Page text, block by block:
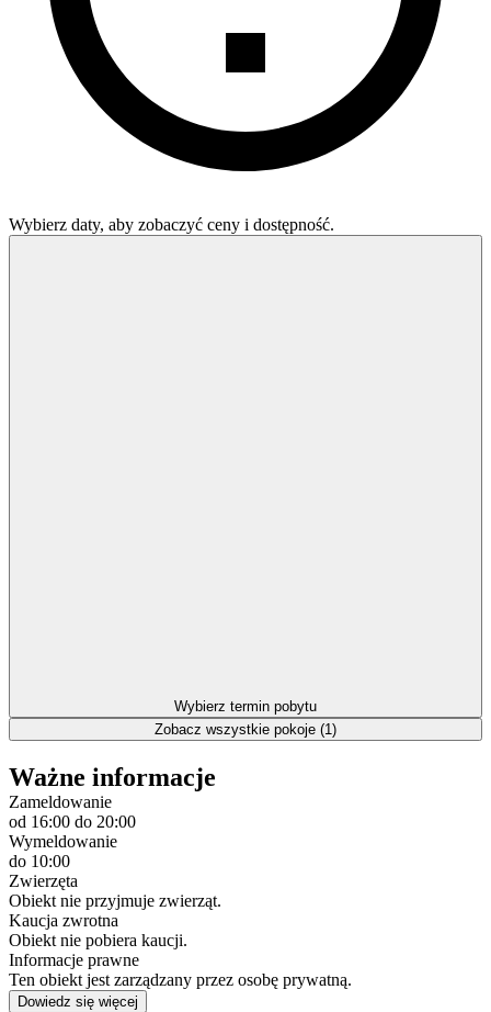
Wybierz daty, aby zobaczyć ceny i dostępność.
Wybierz termin pobytu
Zobacz wszystkie pokoje (1)
Ważne informacje
Zameldowanie
od 16:00 do 20:00
Wymeldowanie
do 10:00
Zwierzęta
Obiekt nie przyjmuje zwierząt.
Kaucja zwrotna
Obiekt nie pobiera kaucji.
Informacje prawne
Ten obiekt jest zarządzany przez osobę prywatną.
Dowiedz się więcej